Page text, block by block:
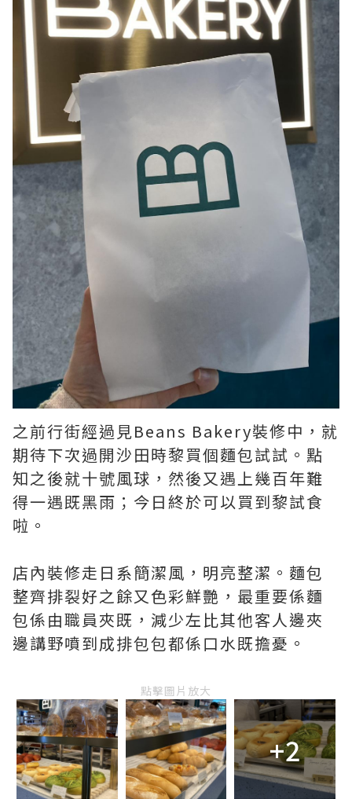
之前行街經過見Beans Bakery裝修中，就
期待下次過開沙田時黎買個麵包試試。點
知之後就十號風球，然後又遇上幾百年難
得一遇既黑雨；今日終於可以買到黎試食
啦。
店內裝修走日系簡潔風，明亮整潔。麵包
整齊排裂好之餘又色彩鮮艷，最重要係麵
包係由職員夾既，減少左比其他客人邊夾
邊講野噴到成排包包都係口水既擔憂。
點擊圖片放大
+2